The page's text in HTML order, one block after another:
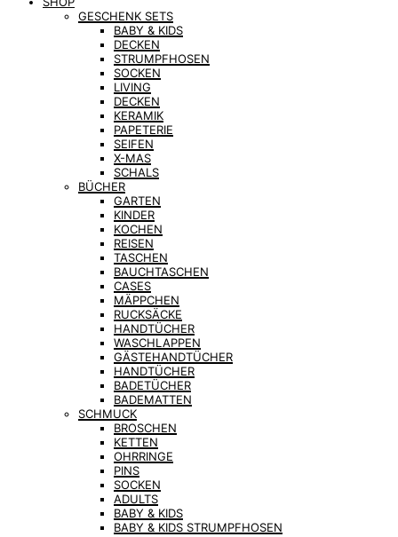
GESCHENK SETS
BABY & KIDS
DECKEN
STRUMPFHOSEN
SOCKEN
LIVING
DECKEN
KERAMIK
PAPETERIE
SEIFEN
X-MAS
SCHALS
BÜCHER
GARTEN
KINDER
KOCHEN
REISEN
TASCHEN
BAUCHTASCHEN
CASES
MÄPPCHEN
RUCKSÄCKE
HANDTÜCHER
WASCHLAPPEN
GÄSTEHANDTÜCHER
HANDTÜCHER
BADETÜCHER
BADEMATTEN
SCHMUCK
BROSCHEN
KETTEN
OHRRINGE
PINS
SOCKEN
ADULTS
BABY & KIDS
BABY & KIDS STRUMPFHOSEN